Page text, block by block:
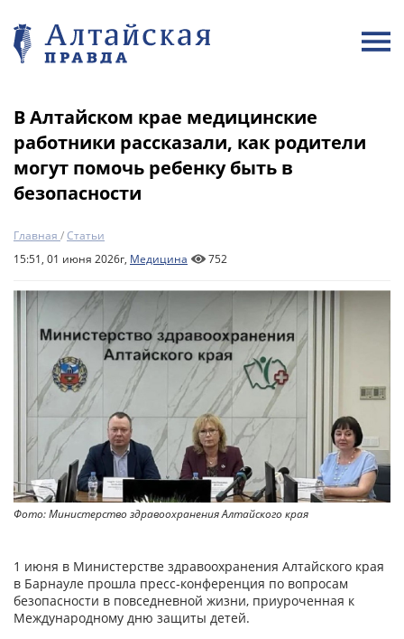
В Алтайском крае медицинские
работники рассказали, как родители
могут помочь ребенку быть в
безопасности
Главная /Статьи
15:51, 01 июня 2026г, Медицина 752
Фото: Министерство здравоохранения Алтайского края
1 июня в Министерстве здравоохранения Алтайского края
в Барнауле прошла пресс‑конференция по вопросам
безопасности в повседневной жизни, приуроченная к
Международному дню защиты детей.